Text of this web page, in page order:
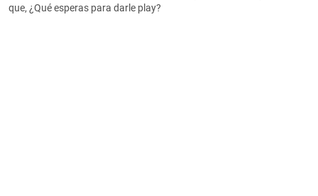
que, ¿Qué esperas para darle play?